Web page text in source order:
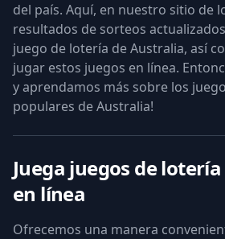
del país. Aquí, en nuestro sitio de
resultados de sorteos
juego de lotería de Australia, así
jugar estos juegos en línea.
y aprendamos más sobre los
populares de Australia!
Juega juegos de
en línea
Ofrecemos una manera